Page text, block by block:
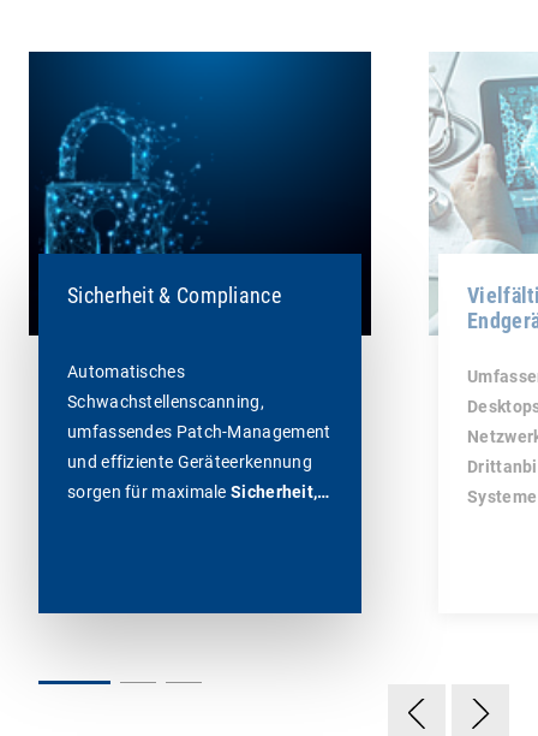
Sicherheit & Compliance
Automatisches
Schwachstellenscanning,
umfassendes Patch-Management
und effiziente Geräteerkennung
sorgen für maximaleSicherheit,…